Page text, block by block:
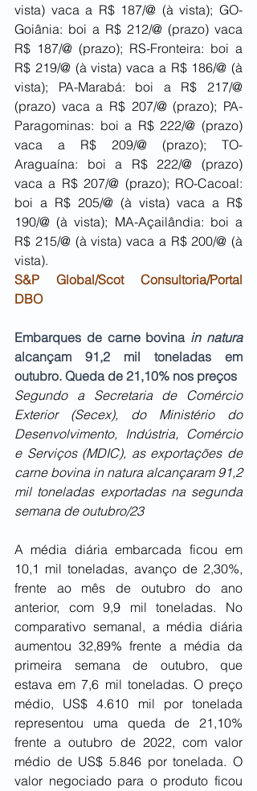
vista) vaca a R$ 187/@ (à vista); GO-
Goiânia: boi a R$ 212/@ (prazo) vaca
R$ 187/@ (prazo); RS-Fronteira: boi a
R$ 219/@ (à vista) vaca a R$ 186/@ (à
vista); PA-Marabá: boi a R$ 217/@
(prazo) vaca a R$ 207/@ (prazo); PA-
Paragominas: boi a R$ 222/@ (prazo)
vaca a R$ 209/@ (prazo); TO-
Araguaína: boi a R$ 222/@ (prazo)
vaca a R$ 207/@ (prazo); RO-Cacoal:
boi a R$ 205/@ (à vista) vaca a R$
190/@ (à vista); MA-Açailândia: boi a
R$ 215/@ (à vista) vaca a R$ 200/@ (à
vista).
S&P Global/Scot Consultoria/Portal
DBO
Embarques de carne bovina in natura
alcançam 91,2 mil toneladas em
outubro. Queda de 21,10% nos preços
Segundo a Secretaria de Comércio
Exterior (Secex), do Ministério do
Desenvolvimento, Indústria, Comércio
e Serviços (MDIC), as exportações de
carne bovina in natura alcançaram 91,2
mil toneladas exportadas na segunda
semana de outubro/23
A média diária embarcada ficou em
10,1 mil toneladas, avanço de 2,30%,
frente ao mês de outubro do ano
anterior, com 9,9 mil toneladas. No
comparativo semanal, a média diária
aumentou 32,89% frente a média da
primeira semana de outubro, que
estava em 7,6 mil toneladas. O preço
médio, US$ 4.610 mil por tonelada
representou uma queda de 21,10%
frente a outubro de 2022, com valor
médio de US$ 5.846 por tonelada. O
valor negociado para o produto ficou